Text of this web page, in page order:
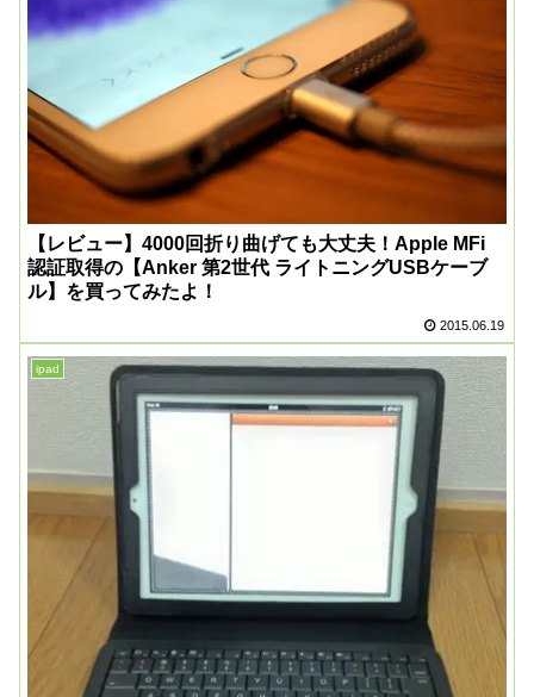
【レビュー】4000回折り曲げても大丈夫！Apple MFi
認証取得の【Anker 第2世代 ライトニングUSBケーブ
ル】を買ってみたよ！
2015.06.19
ipad